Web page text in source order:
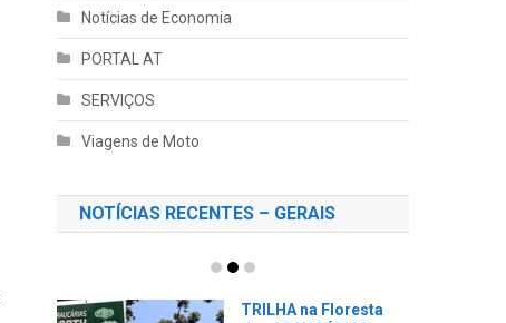
Notícias de Economia
PORTAL AT
SERVIÇOS
Viagens de Moto
NOTÍCIAS RECENTES – GERAIS
TRILHA na Floresta